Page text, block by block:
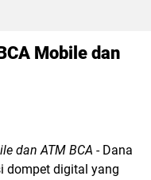
Mobile dan
dan ATM BCA - Dana
dompet digital yang